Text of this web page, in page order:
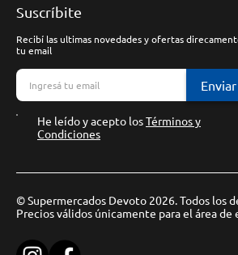
Suscríbite
Recibí las ultimas novedades y ofertas
tu email
Enviar
He leído y acepto losTérminos y
Condiciones
© Supermercados Devoto 2026. Todos los
Precios válidos únicamente para el área de